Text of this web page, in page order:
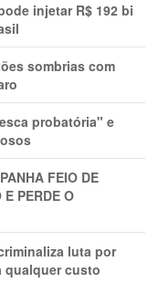
injetar R$ 192 bi
sombrias com
probatória" e
FEIO DE
PERDE O
luta por
qualquer custo